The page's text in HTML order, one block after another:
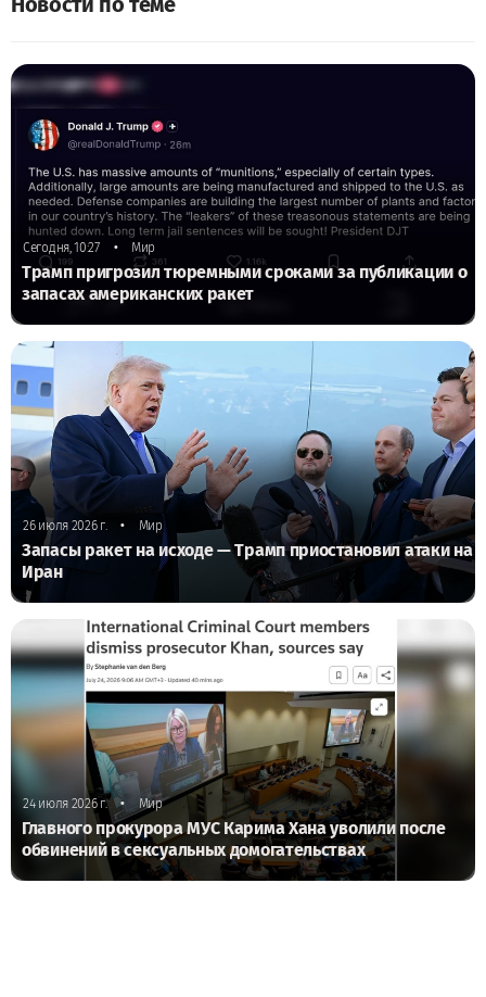
Сегодня, 10:27 • Мир
Трамп пригрозил тюремными сроками за публикации о
запасах американских ракет
26 июля 2026 г. • Мир
Запасы ракет на исходе — Трамп приостановил атаки на
Иран
24 июля 2026 г. • Мир
Главного прокурора МУС Карима Хана уволили после
обвинений в сексуальных домогательствах